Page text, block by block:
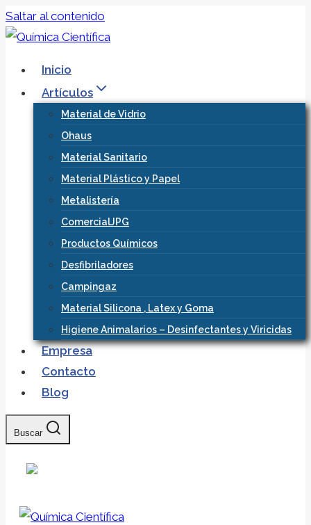
Saltar al contenido
Inicio
Artículos
Material de Vidrio
Ohaus
Material Sanitario
Material Plástico y Papel
Metalistería
ComercialJPG
Productos Químicos
Desfibriladores
Campingaz
Material Silicona , Latex y Goma
Higiene Animalarios – Desinfectantes y Viricidas
Empresa
Contacto
Blog
Buscar